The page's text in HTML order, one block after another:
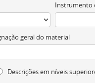
Instrumento
geral do material
Descrições em níveis